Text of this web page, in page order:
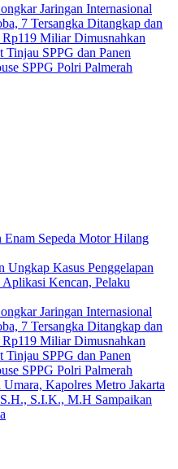
Jaringan Internasional
7 Tersangka Ditangkap dan
Miliar Dimusnahkan
Tinjau SPPG dan Panen
SPPG Polri Palmerah
Sepeda Motor Hilang
Ungkap Kasus Penggelapan
Kencan, Pelaku
Jaringan Internasional
7 Tersangka Ditangkap dan
Miliar Dimusnahkan
Tinjau SPPG dan Panen
SPPG Polri Palmerah
Kapolres Metro Jakarta
S.I.K., M.H Sampaikan